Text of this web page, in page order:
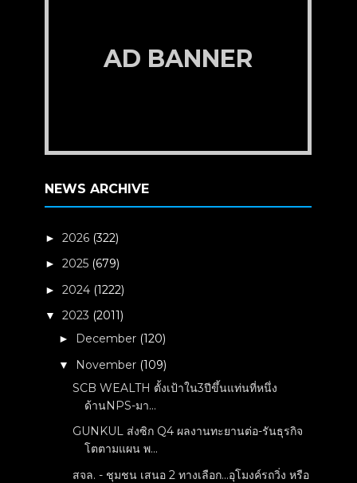
AD BANNER
NEWS ARCHIVE
►2026 (322)
►2025 (679)
►2024 (1222)
▼2023 (2011)
► December (120)
▼ November (109)
SCB WEALTH ตั้งเป้าใน3ปีขึ้นแท่นที่หนึ่ง
ด้านNPS-มา...
GUNKUL ส่งซิก Q4 ผลงานทะยานต่อ-รันธุรกิจ
โตตามแผน พ...
สจล. - ชุมชน เสนอ 2 ทางเลือก...อุโมงค์รถวิ่ง หรือ